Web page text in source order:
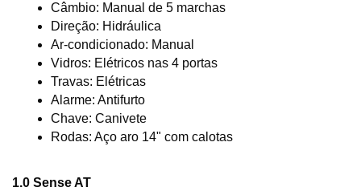
Câmbio: Manual de 5 marchas
Direção: Hidráulica
Ar-condicionado: Manual
Vidros: Elétricos nas 4 portas
Travas: Elétricas
Alarme: Antifurto
Chave: Canivete
Rodas: Aço aro 14" com calotas
1.0 Sense AT